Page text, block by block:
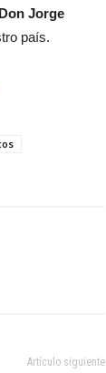
Don Jorge
país.
Artículo siguiente